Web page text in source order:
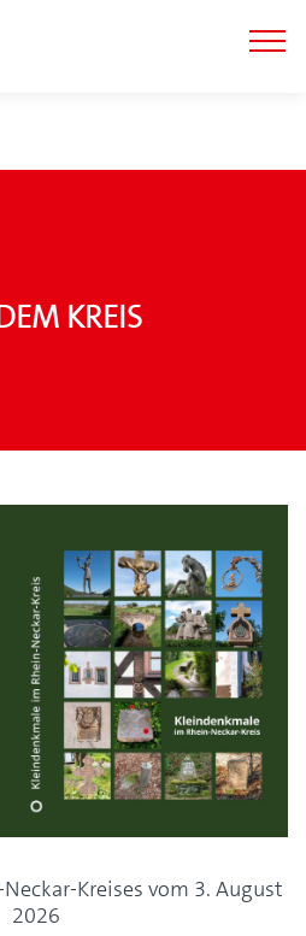
Kreis
Kreises vom 3. August
2026